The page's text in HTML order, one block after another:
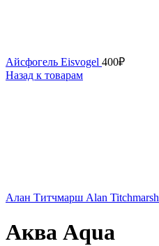
Айсфогель Eisvogel 400₽
Назад к товарам
Алан Титчмарш Alan Titchmarsh
Аква Aqua